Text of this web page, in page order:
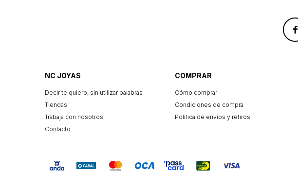

NC JOYAS
Decir te quiero, sin utilizar palabras
Tiendas
Trabaja con nosotros
Contacto
COMPRAR
Cómo comprar
Condiciones de compra
Politica de envíos y retiros